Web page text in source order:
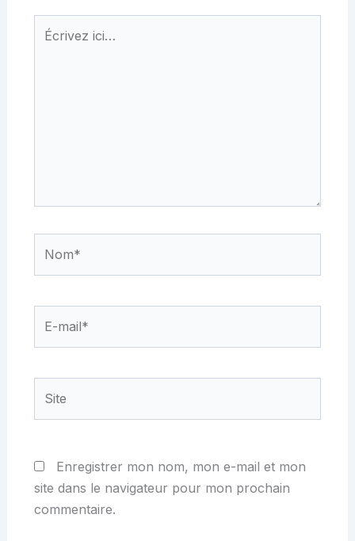
Écrivez
ici…
mail*
Enregistrer mon nom, mon e-mail et mon
site dans le navigateur pour mon prochain
commentaire.